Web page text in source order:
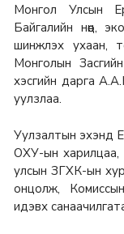
Монгол Улсын
Байгалийн нөөц,
шинжлэх ухаан,
Монголын
хэсгийн дарга
уулзлаа.
Уулзалтын эхэнд
ОХУ-ын харилцаа,
улсын ЗГХК-ын
онцолж,
идэвх